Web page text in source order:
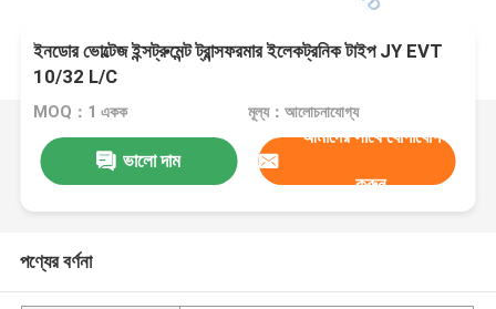
ইনডোর ভোল্টেজ ইন্সট্রুমেন্ট ট্রান্সফরমার ইলেকট্রনিক টাইপ JY EVT
10/32 L/C
MOQ：1 একক মূল্য：আলোচনাযোগ্য
ভালো দাম
আমাদের সাথে যোগাযোগ
করুন
পণ্যের বর্ণনা